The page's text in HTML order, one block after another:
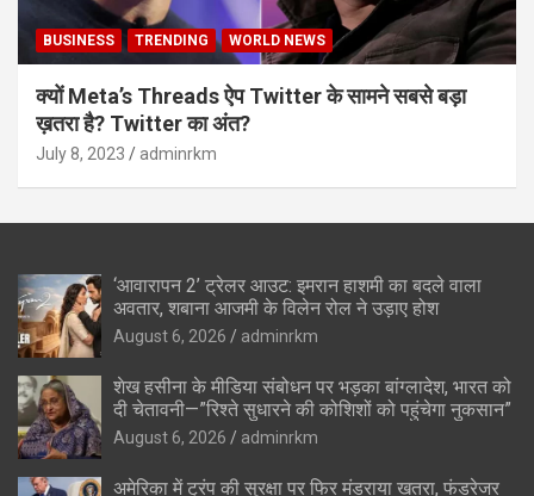
BUSINESS TRENDING WORLD NEWS
क्यों Meta’s Threads ऐप Twitter के सामने सबसे बड़ा
ख़तरा है? Twitter का अंत?
July 8, 2023 adminrkm
‘आवारापन 2’ ट्रेलर आउट: इमरान हाशमी का बदले वाला
अवतार, शबाना आजमी के विलेन रोल ने उड़ाए होश
August 6, 2026 adminrkm
शेख हसीना के मीडिया संबोधन पर भड़का बांग्लादेश, भारत को
दी चेतावनी—”रिश्ते सुधारने की कोशिशों को पहुंचेगा नुकसान”
August 6, 2026 adminrkm
अमेरिका में ट्रंप की सुरक्षा पर फिर मंडराया खतरा, फंडरेजर